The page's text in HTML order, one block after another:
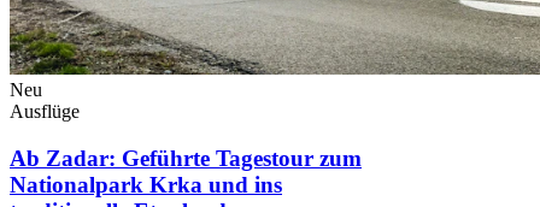
Neu
Ausflüge
Ab Zadar: Geführte Tagestour zum
Nationalpark Krka und ins